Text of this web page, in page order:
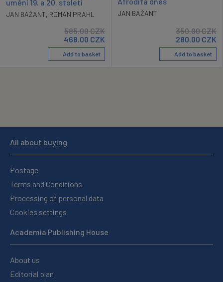
umění 19. a 20. století
JAN BAŽANT, ROMAN PRAHL
585.00CZK
468.00 CZK
Add to basket
JAN BAŽANT
350.00CZK
280.00 CZK
Add to basket
All about buying
Postage
Terms and Conditions
Processing of personal data
Cookies settings
Academia Publishing House
About us
Editorial plan